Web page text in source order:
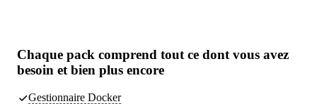
Chaque pack comprend tout ce dont vous avez
besoin et bien plus encore
Gestionnaire Docker